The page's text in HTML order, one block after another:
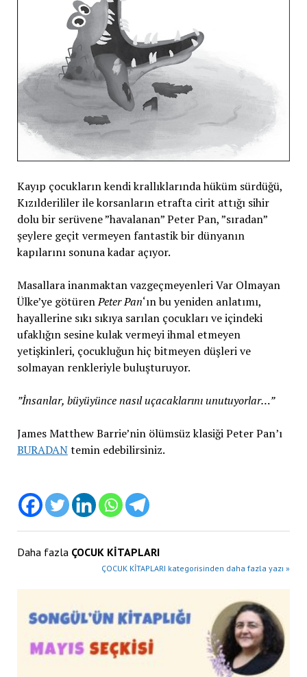
Kayıp çocukların kendi krallıklarında hüküm sürdüğü,
Kızılderililer ile korsanların etrafta cirit attığı sihir
dolu bir serüvene ”havalanan” Peter Pan, ”sıradan”
şeylere geçit vermeyen fantastik bir dünyanın
kapılarını sonuna kadar açıyor.
Masallara inanmaktan vazgeçmeyenleri Var Olmayan
Ülke’ye götürenPeter Pan‘ın bu yeniden anlatımı,
hayallerine sıkı sıkıya sarılan çocukları ve içindeki
ufaklığın sesine kulak vermeyi ihmal etmeyen
yetişkinleri, çocukluğun hiç bitmeyen düşleri ve
solmayan renkleriyle buluşturuyor.
”İnsanlar, büyüyünce nasıl uçacaklarını unutuyorlar…”
James Matthew Barrie’nin ölümsüz klasiği Peter Pan’ı
BURADANtemin edebilirsiniz.
Daha fazla ÇOCUK KİTAPLARI
ÇOCUK KİTAPLARI kategorisinden daha fazla yazı »